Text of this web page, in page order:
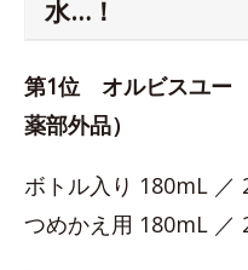
水…！
第1位 オルビスユー
薬部外品）
ボトル入り 180mL ／
つめかえ用 180mL ／